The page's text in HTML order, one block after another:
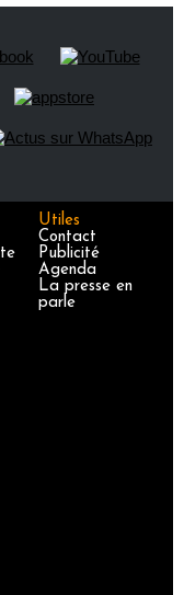
Utiles
Contact
Publicité
Agenda
La presse en
parle